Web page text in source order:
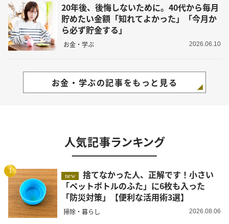
20年後、後悔しないために。40代から毎月
貯めたい金額「知れてよかった」「今月か
ら必ず貯金する」
お金・学ぶ 2026.06.10
お金・学ぶの記事をもっと見る
人気記事ランキング
1
new
捨てなかった人、正解です！小さい
「ペットボトルのふた」に6枚も入った
「防災対策」【便利な活用術3選】
掃除・暮らし 2026.08.06